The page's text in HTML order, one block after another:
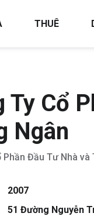
THUÊ
Ty Cổ
Ngân
Phần Đầu Tư Nhà
2007
51 Đường Nguyễn